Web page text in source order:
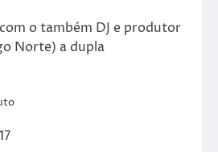
o também DJ e produtor
Norte) a dupla